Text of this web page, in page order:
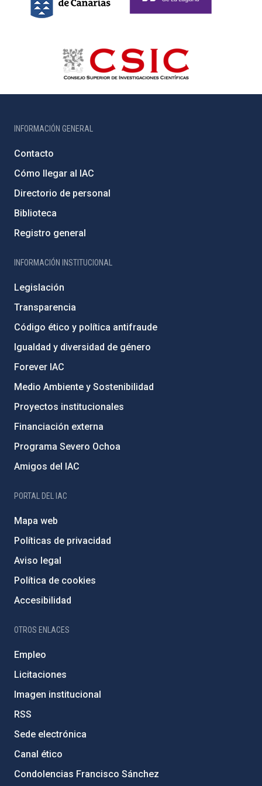
INFORMACIÓN GENERAL
Contacto
Cómo llegar al IAC
Directorio de personal
Biblioteca
Registro general
INFORMACIÓN INSTITUCIONAL
Legislación
Transparencia
Código ético y política antifraude
Igualdad y diversidad de género
Forever IAC
Medio Ambiente y Sostenibilidad
Proyectos institucionales
Financiación externa
Programa Severo Ochoa
Amigos del IAC
PORTAL DEL IAC
Mapa web
Políticas de privacidad
Aviso legal
Política de cookies
Accesibilidad
OTROS ENLACES
Empleo
Licitaciones
Imagen institucional
RSS
Sede electrónica
Canal ético
Condolencias Francisco Sánchez